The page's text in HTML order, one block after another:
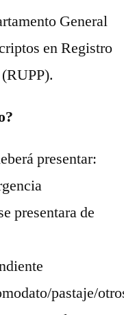
General
en Registro
presentar:
presentara de
pastaje/